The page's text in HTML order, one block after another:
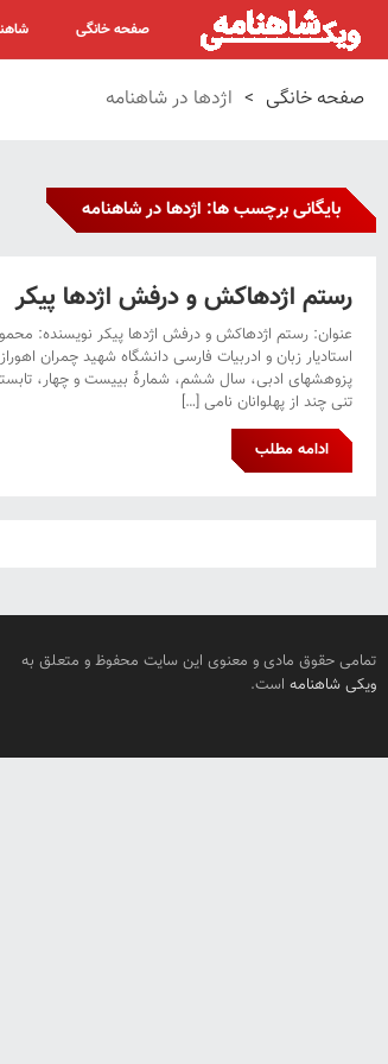
صفحه خانگی
صفحه خانگی > اژدها در شاهنامه
بایگانی برچسب ها: اژدها در شاهنامه
رستم اژدهاکش و درفش اژدها پیکر
عنوان: رستم اژدهاکش و درفش اژدها پیکر نویسنده:
تنی چند از پهلوانان نامی […]
ادامه مطلب
تمامی حقوق مادی و معنوی این سایت محفوظ و متعلق به
ویکی شاهنامه است.